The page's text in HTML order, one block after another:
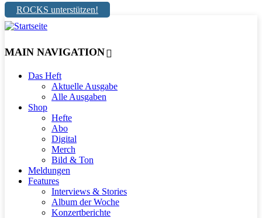
ROCKS unterstützen!
MAIN NAVIGATION
Das Heft
Aktuelle Ausgabe
Alle Ausgaben
Shop
Hefte
Abo
Digital
Merch
Bild & Ton
Meldungen
Features
Interviews & Stories
Album der Woche
Konzertberichte